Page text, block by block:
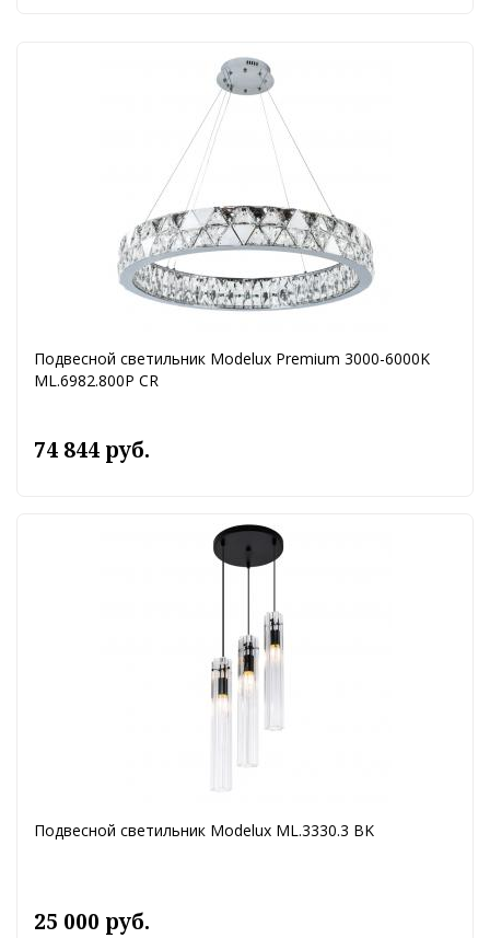
Подвесной светильник Modelux Premium 3000-6000K
ML.6982.800P CR
74 844 руб.
Подвесной светильник Modelux ML.3330.3 BK
25 000 руб.